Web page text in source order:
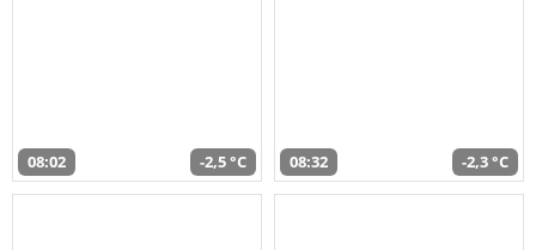
08:02 -2,5 °C 08:32 -2,3 °C